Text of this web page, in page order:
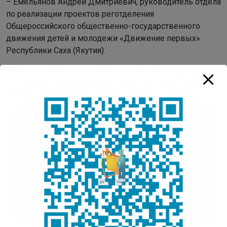
по реализации проектов реготделения
Общероссийского общественно-государственного
движения детей и молодежи «Движение первых»
Республики Саха (Якутия).